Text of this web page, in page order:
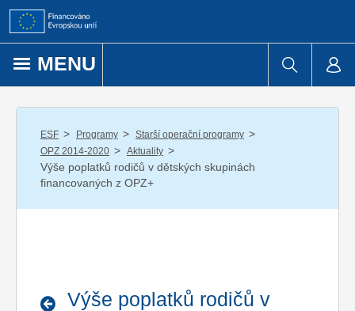
Přejít k obsahu
MENU
ESF / Programy / Starší operační programy /
OPZ 2014-2020 / Aktuality /
Výše poplatků rodičů v dětských skupinách
financovaných z OPZ+
Výše poplatků rodičů v